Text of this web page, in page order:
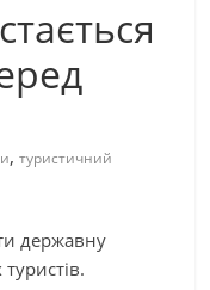
,туристичний
державну